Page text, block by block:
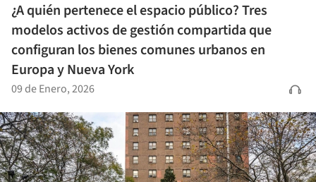
¿A quién pertenece el espacio público? Tres
modelos activos de gestión compartida que
configuran los bienes comunes urbanos en
Europa y Nueva York
09 de Enero, 2026